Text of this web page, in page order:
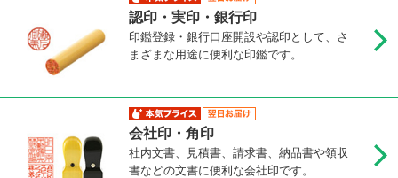
認印・実印・銀行印
印鑑登録・銀行口座開設や認印として、さ
まざまな用途に便利な印鑑です。
会社印・角印
社内文書、見積書、請求書、納品書や領収
書などの文書に便利な会社印です。